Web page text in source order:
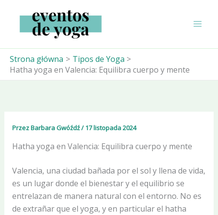
Strona główna
Tipos de Yoga
Hatha yoga en Valencia: Equilibra cuerpo y mente
PrzezBarbara Gwóźdź/ 17 listopada 2024
Hatha yoga en Valencia: Equilibra cuerpo y mente
Valencia, una ciudad bañada por el sol y llena de vida,
es un lugar donde el bienestar y el equilibrio se
entrelazan de manera natural con el entorno. No es
de extrañar que el yoga, y en particular el hatha